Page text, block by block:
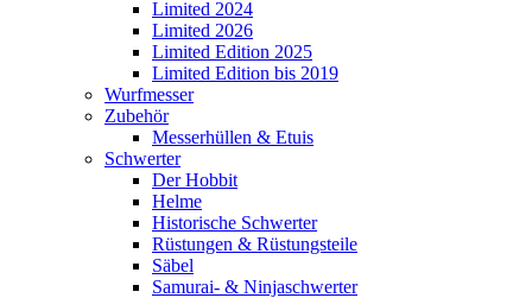
Limited 2024
Limited 2026
Limited Edition 2025
Limited Edition bis 2019
Wurfmesser
Zubehör
Messerhüllen & Etuis
Schwerter
Der Hobbit
Helme
Historische Schwerter
Rüstungen & Rüstungsteile
Säbel
Samurai- & Ninjaschwerter